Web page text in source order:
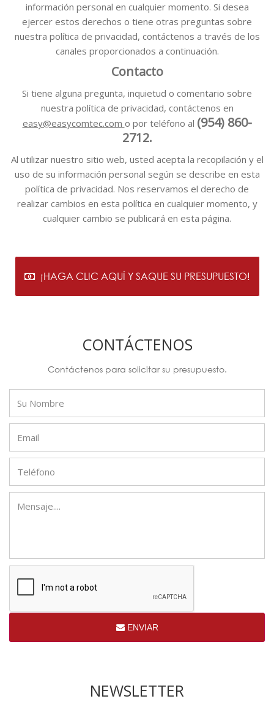
información personal en cualquier momento. Si desea
ejercer estos derechos o tiene otras preguntas sobre
nuestra política de privacidad, contáctenos a través de los
canales proporcionados a continuación.
Contacto
Si tiene alguna pregunta, inquietud o comentario sobre
nuestra política de privacidad, contáctenos en
easy@easycomtec.com o por teléfono al (954) 860-
2712.
Al utilizar nuestro sitio web, usted acepta la recopilación y el
uso de su información personal según se describe en esta
política de privacidad. Nos reservamos el derecho de
realizar cambios en esta política en cualquier momento, y
cualquier cambio se publicará en esta página.
¡HAGA CLIC AQUÍ Y SAQUE SU PRESUPUESTO!
CONTÁCTENOS
Contáctenos para solicitar su presupuesto.
ENVIAR
NEWSLETTER